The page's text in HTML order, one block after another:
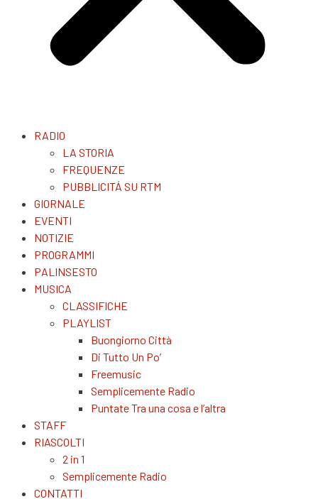
RADIO
LA STORIA
FREQUENZE
PUBBLICITÁ SU RTM
GIORNALE
EVENTI
NOTIZIE
PROGRAMMI
PALINSESTO
MUSICA
CLASSIFICHE
PLAYLIST
Buongiorno Città
Di Tutto Un Po’
Freemusic
Semplicemente Radio
Puntate Tra una cosa e l’altra
STAFF
RIASCOLTI
2 in 1
Semplicemente Radio
CONTATTI